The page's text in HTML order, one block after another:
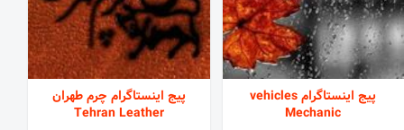
پیج اینستاگرام vehicles
Mechanic
پیج اینستاگرام چرم طهران
Tehran Leather